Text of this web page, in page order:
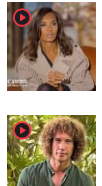
player2
player2